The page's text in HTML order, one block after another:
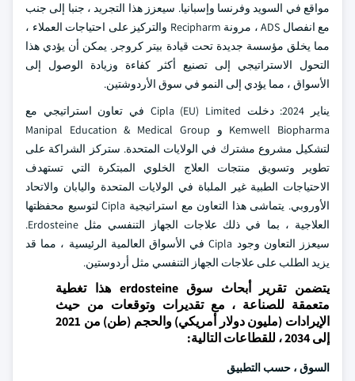
مواقع في السويد وفرنسا وإسبانيا. سيعزز هذا التجريد ، جنبا إلى جنب
مع انفصال ADS ، مرونة Recipharm والتركيز على احتياجات العملاء ،
مما يخلق مؤسسة جديدة تحت قيادة بيتر كروجر. يمكن أن يؤدي هذا
التحول الاستراتيجي إلى تصنيع أكثر كفاءة وزيادة الوصول إلى
الأسواق ، مما يؤدي إلى النمو في سوق الأردوشتين.
يناير 2024: دخلت Cipla (EU) Limited في تعاون استراتيجي مع
Kemwell Biopharma و Manipal Education & Medical Group
لتشكيل مشروع مشترك في الولايات المتحدة. ستركز الشراكة على
تطوير وتسويق منتجات العلاج الخلوي المبتكرة التي تستهدف
الاحتياجات الطبية غير الملباة في الولايات المتحدة واليابان والاتحاد
الأوروبي. يتماشى هذا التعاون مع استراتيجية Cipla لتوسيع محفظتها
العلاجية ، بما في ذلك علاجات الجهاز التنفسي مثل Erdosteine.
سيعزز التعاون وجود Cipla في الأسواق العالمية الرئيسية ، مما قد
يزيد الطلب على علاجات الجهاز التنفسي مثل أردوستين.
يتضمن تقرير أبحاث سوق erdosteine هذا تغطية
متعمقة للصناعة ، مع تقديرات وتوقعات من حيث
الإيرادات (مليون دولار أمريكي) والحجم (طن) من 2021
إلى 2034 ، للقطاعات التالية:
السوق ، حسب التطبيق